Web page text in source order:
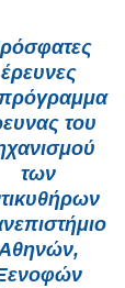
έρευνες
του
των